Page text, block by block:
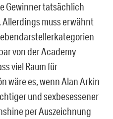
Gewinner tatsächlich
Allerdings muss erwähnt
von der Academy
viel Raum für
wäre es, wenn Alan Arkin
und sexbesessener
per Auszeichnung